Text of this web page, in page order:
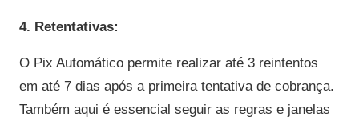
4. Retentativas:
O Pix Automático permite realizar até 3 reintentos
em até 7 dias após a primeira tentativa de cobrança.
Também aqui é essencial seguir as regras e janelas